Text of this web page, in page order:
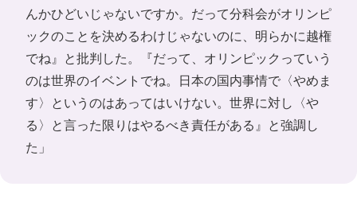
んかひどいじゃないですか。だって分科会がオリンピ
ックのことを決めるわけじゃないのに、明らかに越権
でね』と批判した。『だって、オリンピックっていう
のは世界のイベントでね。日本の国内事情で〈やめま
す〉というのはあってはいけない。世界に対し〈や
る〉と言った限りはやるべき責任がある』と強調し
た」